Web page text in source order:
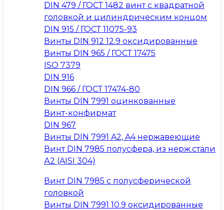
DIN 479 / ГОСТ 1482 винт с квадратной
головкой и цилиндрическим концом
DIN 915 / ГОСТ 11075-93
Винты DIN 912 12.9 оксидированные
Винты DIN 965 / ГОСТ 17475
ISO 7379
DIN 916
DIN 966 / ГОСТ 17474-80
Винты DIN 7991 оцинкованные
Винт-конфирмат
DIN 967
Винты DIN 7991 A2, A4 нержавеющие
Винт DIN 7985 полусфера, из нерж.стали
А2 (AISI 304)
Винт DIN 7985 с полусферической
головкой
Винты DIN 7991 10.9 оксидированные